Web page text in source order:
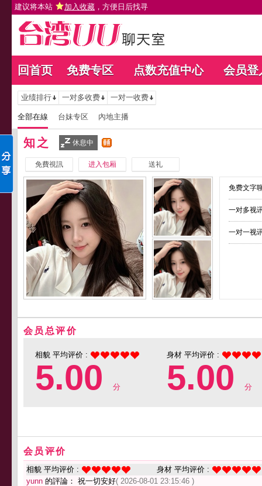
建议将本站 加入收藏 ，方便日后找寻
回首页 免费专区 点数充值中心 会员登
业绩排行 一对多收费 一对一收费
全部在線 台妹专区 內地主播
知之 休息中
免費視訊 进入包厢 送礼
免费文字
一对多视
一对一视
会员总评价
相貌 平均评价 :
5.00 分
身材 平均评价 :
5.00 分
会员评价
相貌 平均评价 :
身材 平均评价 :
yunn 的評論： 祝一切安好( 2026-08-01 23:15:46 )